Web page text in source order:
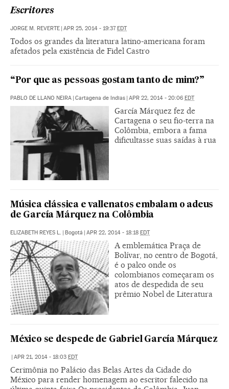
Escritores
JORGE M. REVERTE | APR 25, 2014 - 19:37EDT
Todos os grandes da literatura latino-americana foram
afetados pela existência de Fidel Castro
“Por que as pessoas gostam tanto de mim?”
PABLO DE LLANO NEIRA | Cartagena de Indias | APR 22, 2014 - 20:06 EDT
García Márquez fez de
Cartagena o seu fio-terra na
Colômbia, embora a fama
dificultasse suas saídas à rua
Música clássica e vallenatos embalam o adeus
de García Márquez na Colômbia
ELIZABETH REYES L. | Bogotá | APR 22, 2014 - 18:18 EDT
A emblemática Praça de
Bolívar, no centro de Bogotá,
é o palco onde os
colombianos começaram os
atos de despedida de seu
prêmio Nobel de Literatura
México se despede de Gabriel García Márquez
| APR 21, 2014 - 18:03 EDT
Cerimônia no Palácio das Belas Artes da Cidade do
México para render homenagem ao escritor falecido na